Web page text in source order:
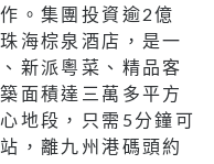
。集團投資逾2億
海棕泉酒店，是一
新派粵菜、精品客
面積達三萬多平方
地段，只需5分鐘可
，離九州港碼頭約